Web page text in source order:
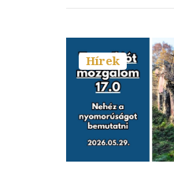
Hírek